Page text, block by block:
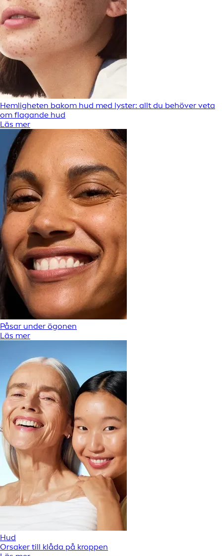
Hemligheten bakom hud med lyster: allt du behöver veta
om flagande hud
Läs mer
Påsar under ögonen
Läs mer
Hud
Orsaker till klåda på kroppen